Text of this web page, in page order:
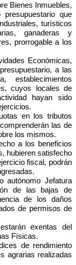
Bienes Inmuebles,
presupuestario que
turísticos
ganaderas y
prorrogable a los
Económicas,
a las
establecimientos
cuyos locales de
hayan sido
en los tributos
las de
los mismos.
a los beneficios
hubieren satisfecho
fiscal, podrán
autónomo Jefatura
de las bajas de
de los daños
de permisos de
exentas del
Físicas.
de rendimiento
agrarias realizadas